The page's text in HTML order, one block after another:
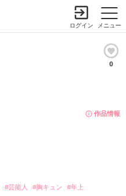
メニュー
ログイン
0
作品情報
#芸能人 #胸キュン #年上